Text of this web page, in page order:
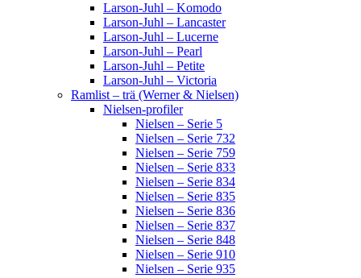
Larson-Juhl – Komodo
Larson-Juhl – Lancaster
Larson-Juhl – Lucerne
Larson-Juhl – Pearl
Larson-Juhl – Petite
Larson-Juhl – Victoria
Ramlist – trä (Werner & Nielsen)
Nielsen-profiler
Nielsen – Serie 5
Nielsen – Serie 732
Nielsen – Serie 759
Nielsen – Serie 833
Nielsen – Serie 834
Nielsen – Serie 835
Nielsen – Serie 836
Nielsen – Serie 837
Nielsen – Serie 848
Nielsen – Serie 910
Nielsen – Serie 935